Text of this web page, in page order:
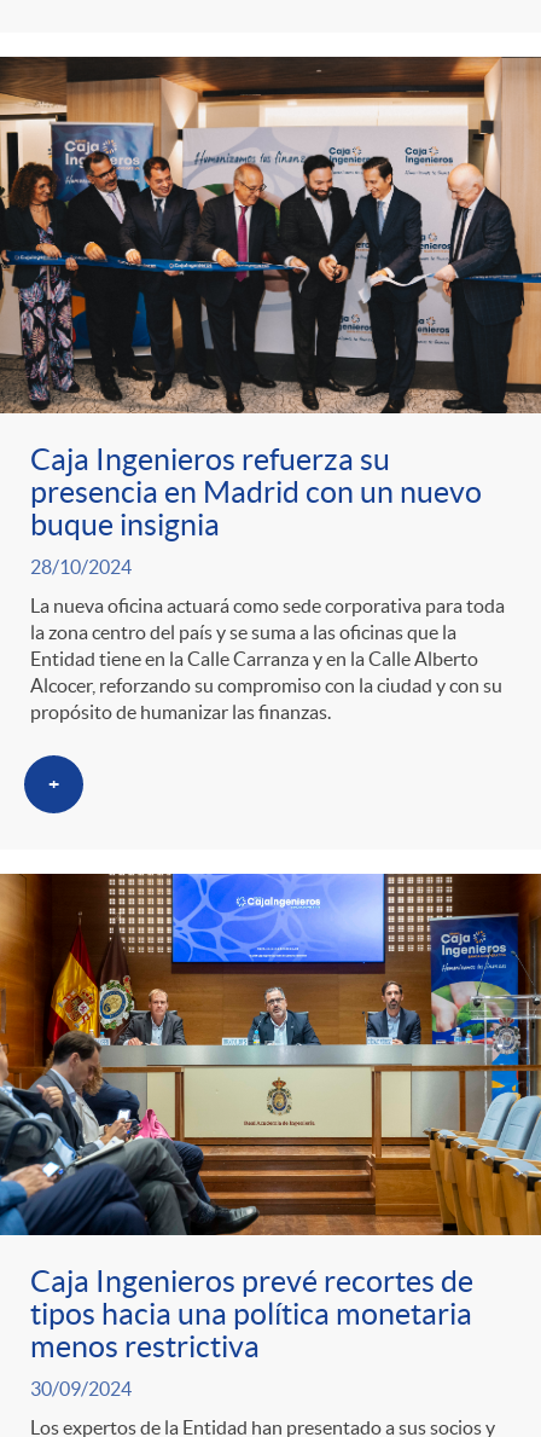
Caja Ingenieros refuerza su
presencia en Madrid con un nuevo
buque insignia
28/10/2024
La nueva oficina actuará como sede corporativa para toda
la zona centro del país y se suma a las oficinas que la
Entidad tiene en la Calle Carranza y en la Calle Alberto
Alcocer, reforzando su compromiso con la ciudad y con su
propósito de humanizar las finanzas.
+
Caja Ingenieros prevé recortes de
tipos hacia una política monetaria
menos restrictiva
30/09/2024
Los expertos de la Entidad han presentado a sus socios y